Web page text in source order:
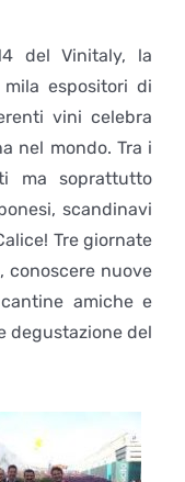
del Vinitaly, la
espositori di
vini celebra
nel mondo. Tra i
ma soprattutto
scandinavi
Tre giornate
conoscere nuove
amiche e
degustazione del